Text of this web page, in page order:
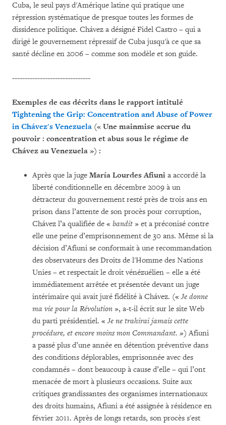
Cuba, le seul pays d'Amérique latine qui pratique une
répression systématique de presque toutes les formes de
dissidence politique. Chávez a désigné Fidel Castro – qui a
dirigé le gouvernement répressif de Cuba jusqu'à ce que sa
santé décline en 2006 – comme son modèle et son guide.
-------------------------------
Exemples de cas décrits dans le rapport intitulé
Tightening the Grip: Concentration and Abuse of Power
in Chávez's Venezuela (« Une mainmise accrue du
pouvoir : concentration et abus sous le régime de
Chávez au Venezuela ») :
Après que la juge María Lourdes Afiuni a accordé la
liberté conditionnelle en décembre 2009 à un
détracteur du gouvernement resté près de trois ans en
prison dans l’attente de son procès pour corruption,
Chávez l’a qualifiée de « bandit » et a préconisé contre
elle une peine d’emprisonnement de 30 ans. Même si la
décision d’Afiuni se conformait à une recommandation
des observateurs des Droits de l'Homme des Nations
Unies – et respectait le droit vénézuélien – elle a été
immédiatement arrêtée et présentée devant un juge
intérimaire qui avait juré fidélité à Chávez. («Je donne
ma vie pour la Révolution », a-t-il écrit sur le site Web
du parti présidentiel. «Je ne trahirai jamais cette
procédure, et encore moins mon Commandant. ») Afiuni
a passé plus d’une année en détention préventive dans
des conditions déplorables, emprisonnée avec des
condamnés – dont beaucoup à cause d’elle – qui l’ont
menacée de mort à plusieurs occasions. Suite aux
critiques grandissantes des organismes internationaux
des droits humains, Afiuni a été assignée à résidence en
février 2011. Après de longs retards, son procès s'est